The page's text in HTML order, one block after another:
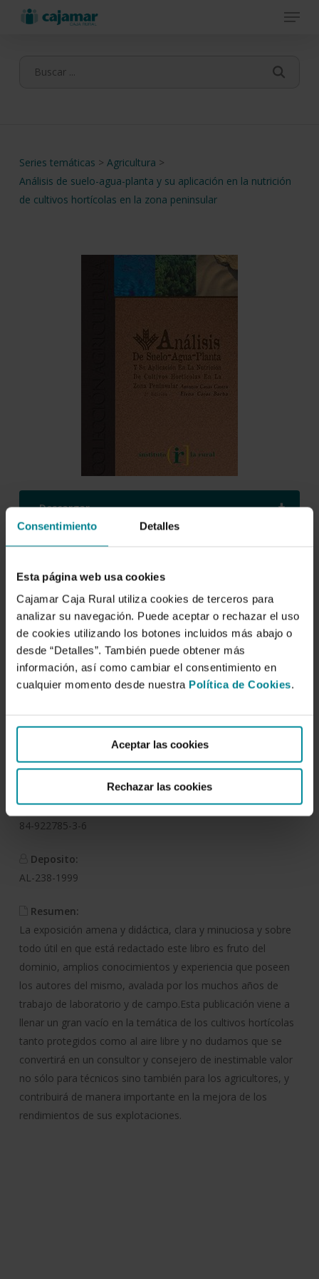
Consentimiento Detalles
Esta página web usa cookies
Cajamar Caja Rural utiliza cookies de terceros para
analizar su navegación. Puede aceptar o rechazar el uso
de cookies utilizando los botones incluidos más abajo o
desde “Detalles”. También puede obtener más
información, así como cambiar el consentimiento en
cualquier momento desde nuestra Política de Cookies.
Aceptar las cookies
Rechazar las cookies
Menu
Series temáticas > Agricultura >
Análisis de suelo-agua-planta y su aplicación en la nutrición
de cultivos hortícolas en la zona peninsular
Descargar
planta y su aplicación en la
nutrición de cultivos
hortícolas en la zona
peninsular
Fecha de publicación:
5 de marzo de 1999
ISBN:
84-922785-3-6
Deposito:
AL-238-1999
Resumen:
La exposición amena y didáctica, clara y minuciosa y sobre
todo útil en que está redactado este libro es fruto del
dominio, amplios conocimientos y experiencia que poseen
los autores del mismo, avalada por los muchos años de
trabajo de laboratorio y de campo.Esta publicación viene a
llenar un gran vacío en la temática de los cultivos hortícolas
tanto protegidos como al aire libre y no dudamos que se
convertirá en un consultor y consejero de inestimable valor
no sólo para técnicos sino también para los agricultores, y
contribuirá de manera importante en la mejora de los
rendimientos de sus explotaciones.